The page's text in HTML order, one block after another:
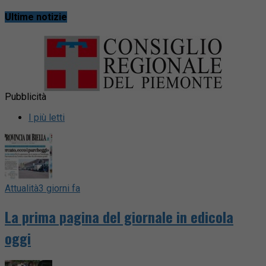
Ultime notizie
Pubblicità
I più letti
Attualità3 giorni fa
La prima pagina del giornale in edicola
oggi